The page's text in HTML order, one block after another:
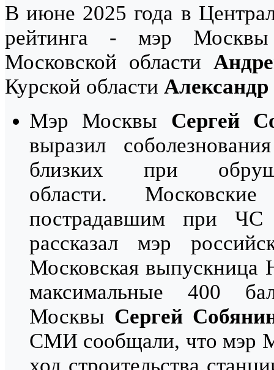
В июне 2025 года в
рейтинга - мэр
Московской области
Курской области
Мэр Москвы Сергей
выразил
близких при
области.
пострадавшим при
рассказал мэр
Московская
максимальные 400
Москвы Сергей
СМИ сообщали, что мэр
ход строительства